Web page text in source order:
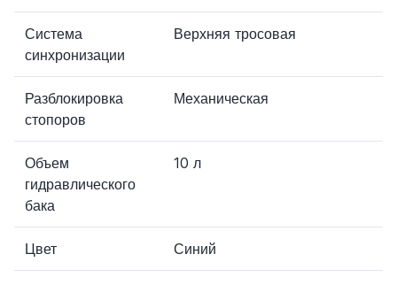
Система
синхронизации
Верхняя тросовая
Разблокировка
стопоров
Механическая
Объем
гидравлического
бака
10 л
Цвет Синий